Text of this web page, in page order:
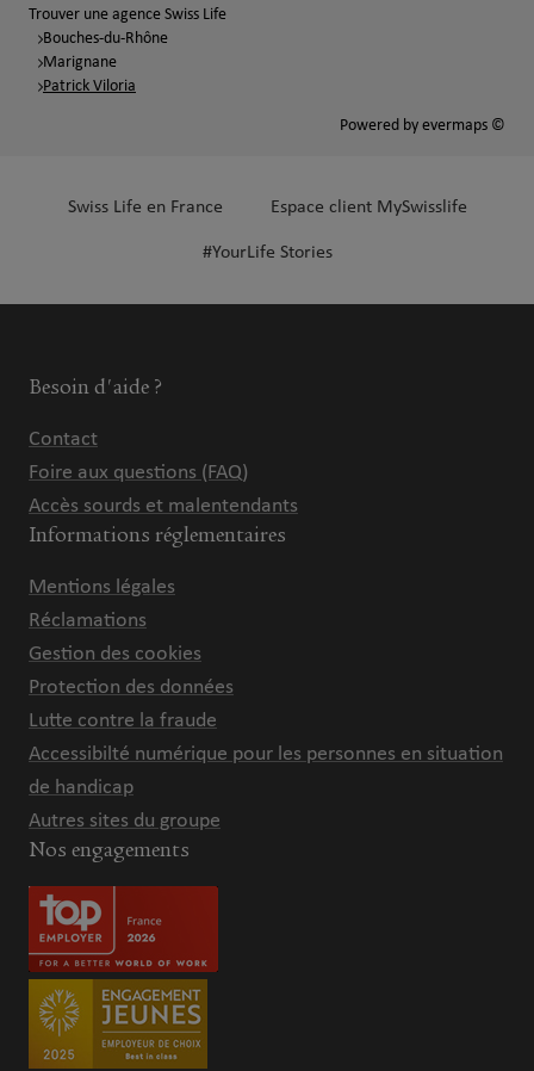
Trouver une agence Swiss Life
Bouches-du-Rhône
Marignane
Patrick Viloria
Powered by evermaps ©
Swiss Life en France Espace client MySwisslife
#YourLife Stories
Besoin d'aide ?
Contact
Foire aux questions (FAQ)
Accès sourds et malentendants
Informations réglementaires
Mentions légales
Réclamations
Gestion des cookies
Protection des données
Lutte contre la fraude
Accessibilté numérique pour les personnes en situation
de handicap
Autres sites du groupe
Nos engagements